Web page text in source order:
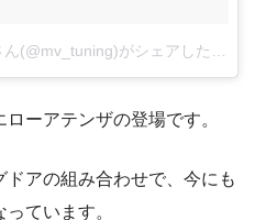
Body Kits • Tuning • RoofBoxさん(@mv_tuning)がシェアした投稿
ーアテンザの登場です。
アの組み合わせで、今にも
ています。